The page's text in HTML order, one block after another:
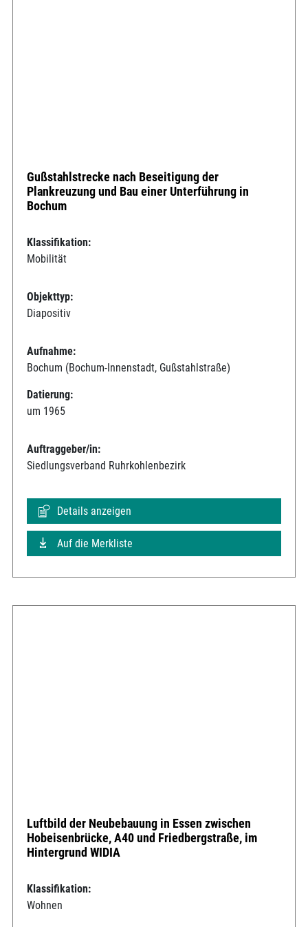
Gußstahlstrecke nach Beseitigung der
Plankreuzung und Bau einer Unterführung in
Bochum
Klassifikation:
Mobilität
Objekttyp:
Diapositiv
Aufnahme:
Bochum (Bochum-Innenstadt, Gußstahlstraße)
Datierung:
um 1965
Auftraggeber/in:
Siedlungsverband Ruhrkohlenbezirk
Details anzeigen
Auf die Merkliste
Luftbild der Neubebauung in Essen zwischen
Hobeisenbrücke, A40 und Friedbergstraße, im
Hintergrund WIDIA
Klassifikation:
Wohnen